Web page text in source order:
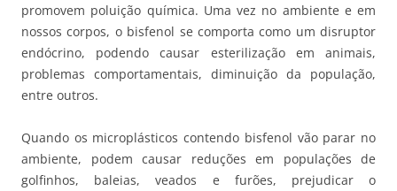
promovem poluição química. Uma vez no ambiente e em
nossos corpos, o bisfenol se comporta como um disruptor
endócrino, podendo causar esterilização em animais,
problemas comportamentais, diminuição da população,
entre outros.
Quando os microplásticos contendo bisfenol vão parar no
ambiente, podem causar reduções em populações de
golfinhos, baleias, veados e furões, prejudicar o